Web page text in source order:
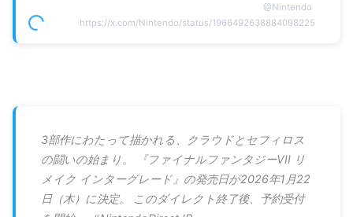
@Nintendo
https://x.com/Nintendo/status/1966492638884098225
3部作にわたって描かれる、クラウドとセフィロス
の闘いの始まり。 『ファイナルファンタジーVII リ
メイク インターグレード』の発売日が2026年1月22
日（木）に決定。 このダイレクト終了後、予約受付